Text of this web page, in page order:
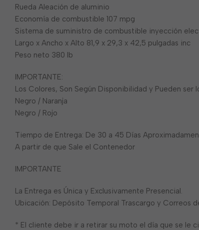
Rueda Aleación de aluminio
Economía de combustible 107 mpg
Sistema de suministro de combustible inyección
Largo x Ancho x Alto 81,9 x 29,3 x 42,5 pulgadas inc
Peso neto 380 lb
IMPORTANTE:
Los Colores, Son Según Disponibilidad y Pueden ser
Negro / Naranja
Negro / Rojo
Tiempo de Entrega: De 30 a 45 Días
A partir de que Sale el Contenedor
IMPORTANTE
La Entrega es Única y Exclusivamente Presencial.
Ubicación: Depósito Temporal Trascargo y Correos
* El cliente debe ir a retirar su moto el día que se le